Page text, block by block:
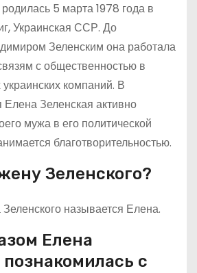
5 марта 1978 года в
Украинская ССР. До
Зеленским она работала
с общественностью в
компаний. В
Зеленская активно
мужа в его политической
благотворительностью.
Зеленского?
называется Елена.
Елена
с